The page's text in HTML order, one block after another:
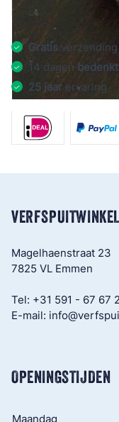
Gratis
14 dagen
25 jaar ervaring
VERFSPUITWINKEL
Magelhaenstraat 23
7825 VL Emmen
Tel: +31 591 - 67 67
E-mail:
OPENINGSTIJDEN
Maandag